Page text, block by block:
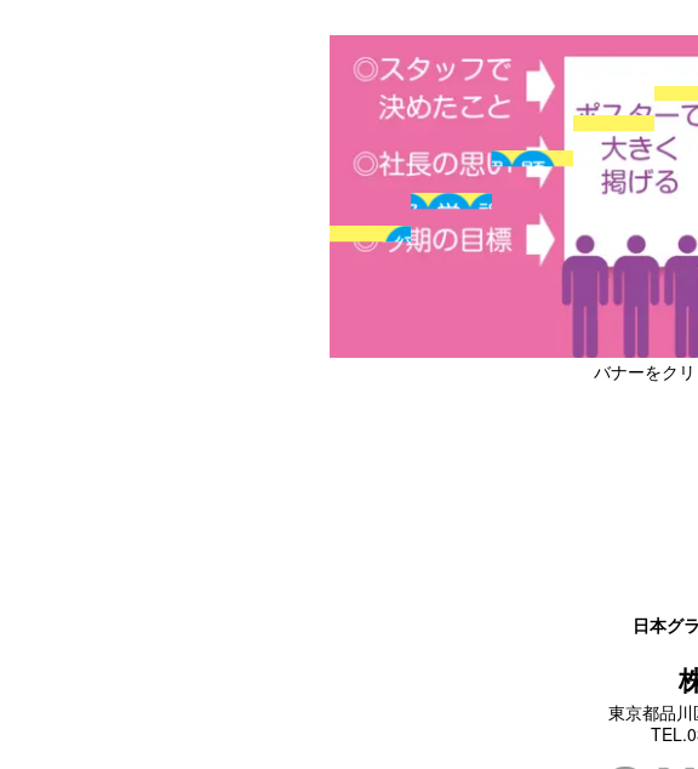
バナーをクリ
日本グ
東京都品